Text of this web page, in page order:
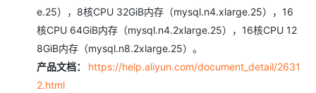
e.25），8核CPU 32GiB内存（mysql.n4.xlarge.25），16
核CPU 64GiB内存（mysql.n4.2xlarge.25），16核CPU 12
8GiB内存（mysql.n8.2xlarge.25）。
产品文档： https://help.aliyun.com/document_detail/2631
2.html